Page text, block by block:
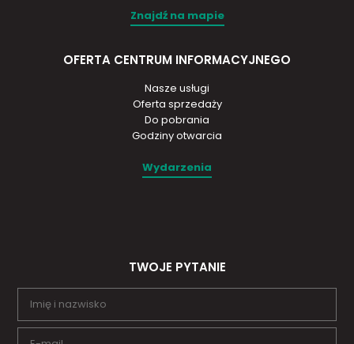
Znajdź na mapie
OFERTA CENTRUM INFORMACYJNEGO
Nasze usługi
Oferta sprzedaży
Do pobrania
Godziny otwarcia
Wydarzenia
TWOJE PYTANIE